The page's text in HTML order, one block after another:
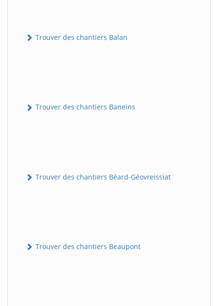
Trouver des chantiers Balan
Trouver des chantiers Baneins
Trouver des chantiers Béard-Géovreissiat
Trouver des chantiers Beaupont